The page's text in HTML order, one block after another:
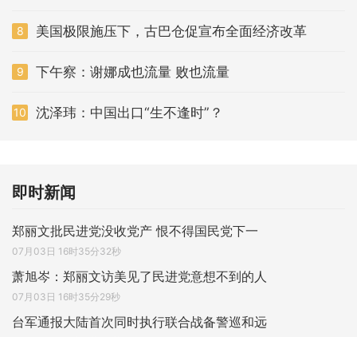
8 美国极限施压下，古巴仓促宣布全面经济改革
9 下午察：谢娜成也流量 败也流量
10 沈泽玮：中国出口“生不逢时”？
即时新闻
郑丽文批民进党没收党产 恨不得国民党下一
07月03日 16时35分32秒
萧旭岑：郑丽文访美见了民进党意想不到的人
07月03日 16时35分29秒
台军通报大陆首次同时执行联合战备警巡和远